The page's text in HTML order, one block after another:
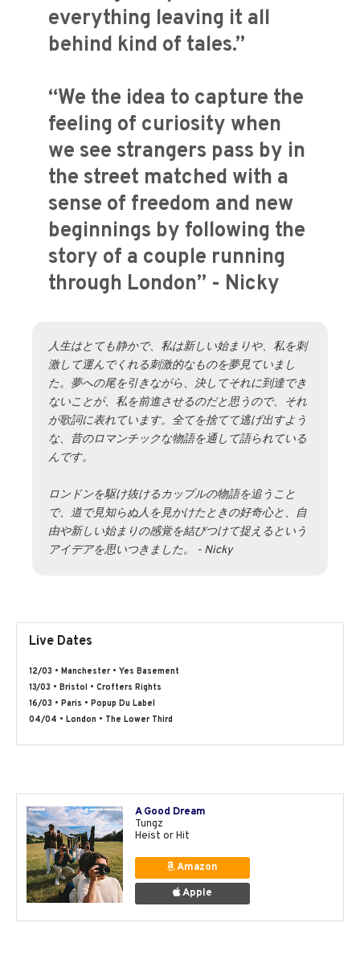
everything leaving it all
behind kind of tales.”
“We the idea to capture the
feeling of curiosity when
we see strangers pass by in
the street matched with a
sense of freedom and new
beginnings by following the
story of a couple running
through London” - Nicky
人生はとても静かで、私は新しい始まりや、私を刺
激して運んでくれる刺激的なものを夢見ていまし
た。夢への尾を引きながら、決してそれに到達でき
ないことが、私を前進させるのだと思うので、それ
が歌詞に表れています。全てを捨てて逃げ出すよう
な、昔のロマンチックな物語を通して語られている
んです。
ロンドンを駆け抜けるカップルの物語を追うこと
で、道で見知らぬ人を見かけたときの好奇心と、自
由や新しい始まりの感覚を結びつけて捉えるという
アイデアを思いつきました。 - Nicky
Live Dates
12/03 • Manchester • Yes Basement
13/03 • Bristol • Crofters Rights
16/03 • Paris • Popup Du Label
04/04 • London • The Lower Third
A Good Dream
Tungz
Heist or Hit
Amazon
Apple